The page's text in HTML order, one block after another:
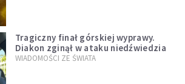
Tragiczny finał górskiej wyprawy.
Diakon zginął w ataku niedźwiedzia
WIADOMOŚCI ZE ŚWIATA